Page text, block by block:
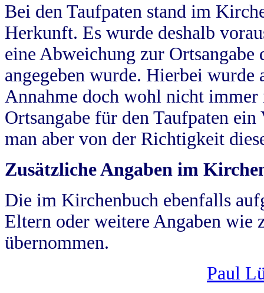
Bei den Taufpaten stand im
Herkunft. Es wurde deshalb
eine Abweichung zur
angegeben wurde. Hierbei wurde
Annahme doch wohl nicht
Ortsangabe für den Taufpaten
man aber von der Richtigkeit
Zusätzliche Angaben im
Die im Kirchenbuch ebenfalls
Eltern oder weitere Angaben wie
übernommen.
Paul